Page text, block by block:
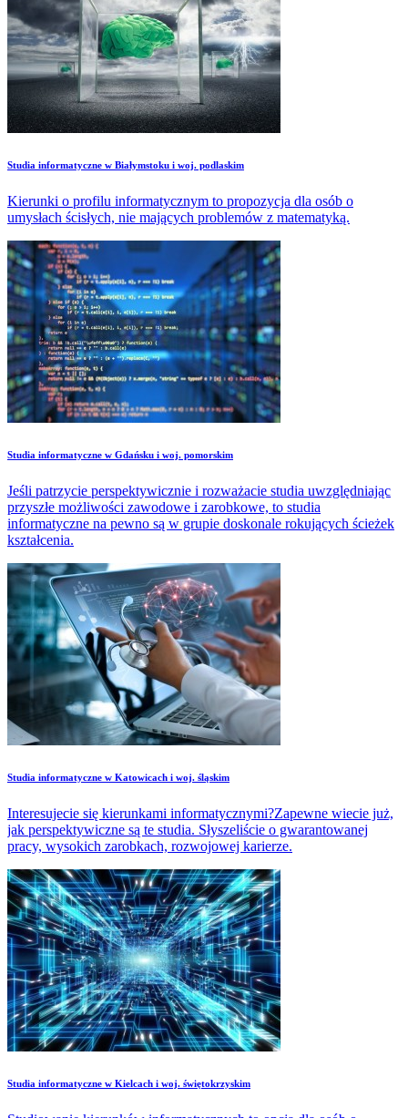
Studia informatyczne w Białymstoku i woj. podlaskim
Kierunki o profilu informatycznym to propozycja dla osób o
umysłach ścisłych, nie mających problemów z matematyką.
Studia informatyczne w Gdańsku i woj. pomorskim
Jeśli patrzycie perspektywicznie i rozważacie studia uwzględniając
przyszłe możliwości zawodowe i zarobkowe, to studia
informatyczne na pewno są w grupie doskonale rokujących ścieżek
kształcenia.
Studia informatyczne w Katowicach i woj. śląskim
Interesujecie się kierunkami informatycznymi?Zapewne wiecie już,
jak perspektywiczne są te studia. Słyszeliście o gwarantowanej
pracy, wysokich zarobkach, rozwojowej karierze.
Studia informatyczne w Kielcach i woj. świętokrzyskim